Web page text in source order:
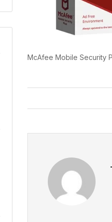
McAfee Mobile Security